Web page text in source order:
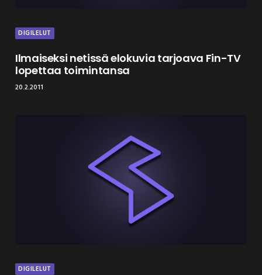
DIGILELUT
Ilmaiseksi netissä elokuvia tarjoava Fin-TV
lopettaa toimintansa
20.2.2011
DIGILELUT